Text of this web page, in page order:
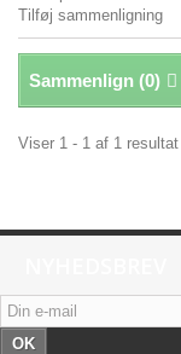
Tilføj sammenligning
Sammenlign (0)
Viser 1 - 1 af 1 resultat
OK